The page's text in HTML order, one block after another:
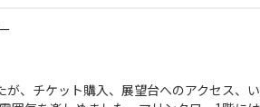
が、チケット購入、展望台へのアクセス、